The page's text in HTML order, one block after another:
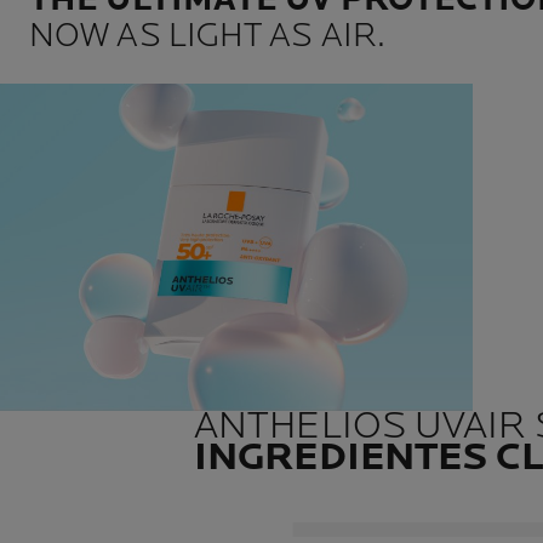
NOW AS LIGHT AS AIR.
ANTHELIOS UVAIR
INGREDIENTES